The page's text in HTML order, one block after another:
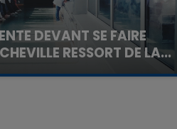
DEVANT SE FAIRE
RESSORT DE LA...
plainte contre la clinique qui a